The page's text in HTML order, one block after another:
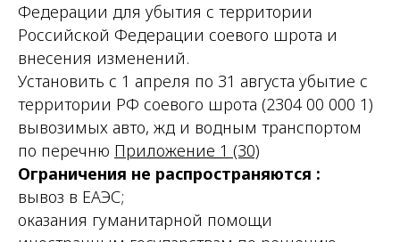
Федерации для убытия с территории
Российской Федерации соевого шрота и
внесения изменений.
Установить с 1 апреля по 31 августа убытие с
территории РФ соевого шрота (2304 00 000 1)
вывозимых авто, жд и водным транспортом
по перечню Приложение 1 (30)
Ограничения не распространяются :
вывоз в ЕАЭС;
оказания гуманитарной помощи